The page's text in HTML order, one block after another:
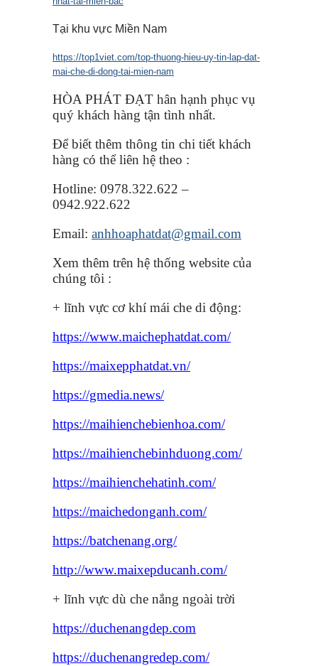
Tại khu vực Miền Nam
https://top1viet.com/top-thuong-hieu-uy-tin-lap-dat-
mai-che-di-dong-tai-mien-nam
HÒA PHÁT ĐẠT hân hạnh phục vụ
quý khách hàng tận tình nhất.
Để biết thêm thông tin chi tiết khách
hàng có thể liên hệ theo :
Hotline: 0978.322.622 –
0942.922.622
Email: anhhoaphatdat@gmail.com
Xem thêm trên hệ thống website của
chúng tôi :
+ lĩnh vực cơ khí mái che di động:
https://www.maichephatdat.com/
https://maixepphatdat.vn/
https://gmedia.news/
https://maihienchebienhoa.com/
https://maihienchebinhduong.com/
https://maihienchehatinh.com/
https://maichedonganh.com/
https://batchenang.org/
http://www.maixepducanh.com/
+ lĩnh vực dù che nắng ngoài trời
https://duchenangdep.com
https://duchenangredep.com/